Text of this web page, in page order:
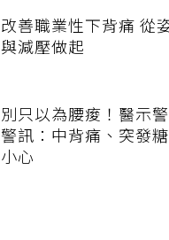
改善職業性下背痛 從
與減壓做起
別只以為腰痠！醫示
警訊：中背痛、突發
小心